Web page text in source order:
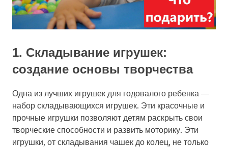
1. Складывание игрушек:
создание основы творчества
Одна из лучших игрушек для годовалого ребенка —
набор складывающихся игрушек. Эти красочные и
прочные игрушки позволяют детям раскрыть свои
творческие способности и развить моторику. Эти
игрушки, от складывания чашек до колец, не только